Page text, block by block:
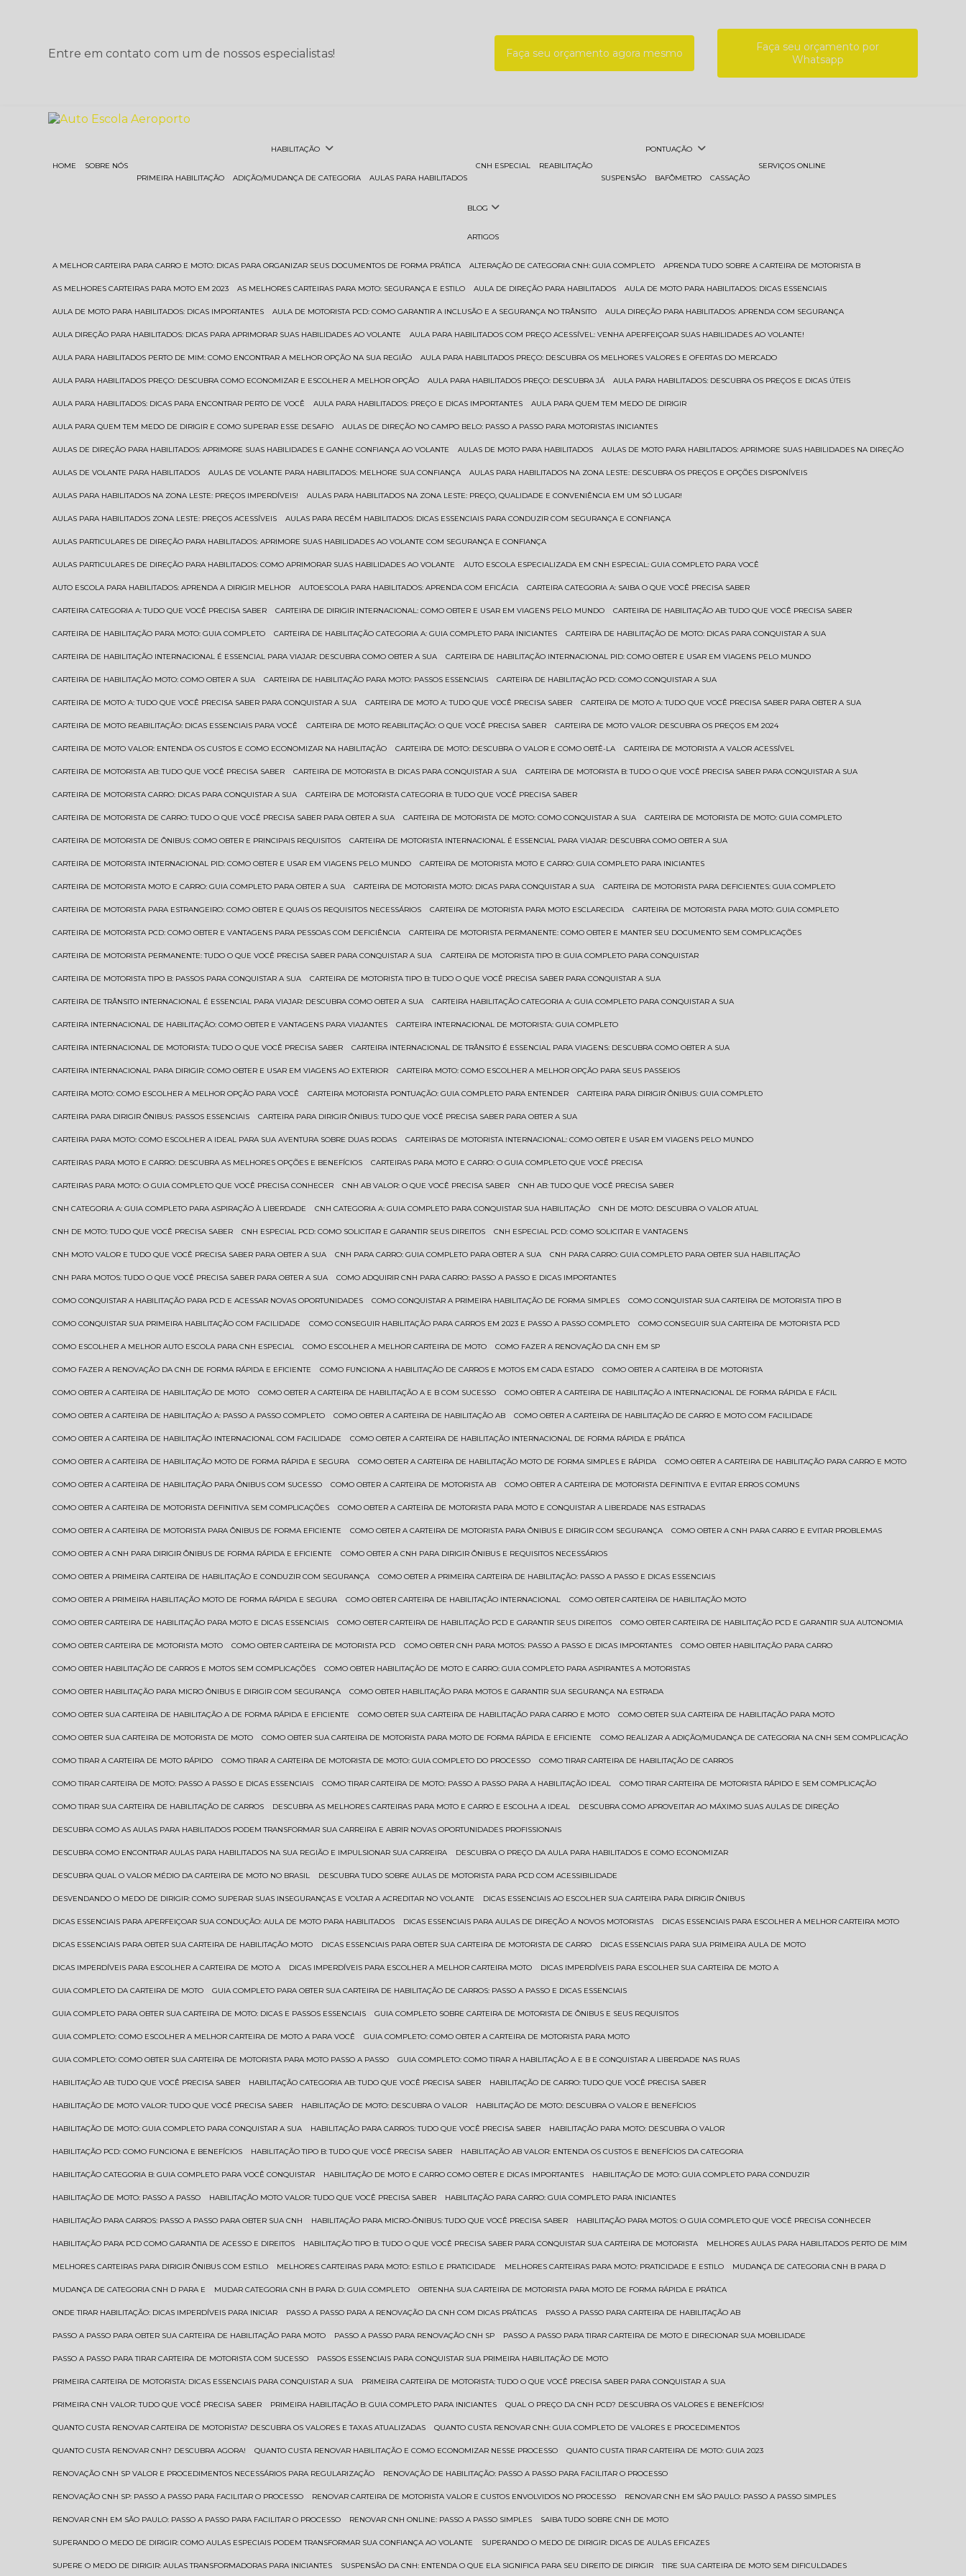
Entre em contato com um de nossos especialistas! Faça seu orçamento agora mesmo
Faça seu orçamento por
Whatsapp
HOME SOBRE NÓS
HABILITAÇÃO
PRIMEIRA HABILITAÇÃO ADIÇÃO/MUDANÇA DE CATEGORIA AULAS PARA HABILITADOS
CNH ESPECIAL REABILITAÇÃO
PONTUAÇÃO
SUSPENSÃO BAFÔMETRO CASSAÇÃO
SERVIÇOS ONLINE
BLOG
ARTIGOS
A MELHOR CARTEIRA PARA CARRO E MOTO: DICAS PARA ORGANIZAR SEUS DOCUMENTOS DE FORMA PRÁTICA ALTERAÇÃO DE CATEGORIA CNH: GUIA COMPLETO APRENDA TUDO SOBRE A CARTEIRA DE MOTORISTA B
AS MELHORES CARTEIRAS PARA MOTO EM 2023 AS MELHORES CARTEIRAS PARA MOTO: SEGURANÇA E ESTILO AULA DE DIREÇÃO PARA HABILITADOS AULA DE MOTO PARA HABILITADOS: DICAS ESSENCIAIS
AULA DE MOTO PARA HABILITADOS: DICAS IMPORTANTES AULA DE MOTORISTA PCD: COMO GARANTIR A INCLUSÃO E A SEGURANÇA NO TRÂNSITO AULA DIREÇÃO PARA HABILITADOS: APRENDA COM SEGURANÇA
AULA DIREÇÃO PARA HABILITADOS: DICAS PARA APRIMORAR SUAS HABILIDADES AO VOLANTE AULA PARA HABILITADOS COM PREÇO ACESSÍVEL: VENHA APERFEIÇOAR SUAS HABILIDADES AO VOLANTE!
AULA PARA HABILITADOS PERTO DE MIM: COMO ENCONTRAR A MELHOR OPÇÃO NA SUA REGIÃO AULA PARA HABILITADOS PREÇO: DESCUBRA OS MELHORES VALORES E OFERTAS DO MERCADO
AULA PARA HABILITADOS PREÇO: DESCUBRA COMO ECONOMIZAR E ESCOLHER A MELHOR OPÇÃO AULA PARA HABILITADOS PREÇO: DESCUBRA JÁ AULA PARA HABILITADOS: DESCUBRA OS PREÇOS E DICAS ÚTEIS
AULA PARA HABILITADOS: DICAS PARA ENCONTRAR PERTO DE VOCÊ AULA PARA HABILITADOS: PREÇO E DICAS IMPORTANTES AULA PARA QUEM TEM MEDO DE DIRIGIR
AULA PARA QUEM TEM MEDO DE DIRIGIR E COMO SUPERAR ESSE DESAFIO AULAS DE DIREÇÃO NO CAMPO BELO: PASSO A PASSO PARA MOTORISTAS INICIANTES
AULAS DE DIREÇÃO PARA HABILITADOS: APRIMORE SUAS HABILIDADES E GANHE CONFIANÇA AO VOLANTE AULAS DE MOTO PARA HABILITADOS AULAS DE MOTO PARA HABILITADOS: APRIMORE SUAS HABILIDADES NA DIREÇÃO
AULAS DE VOLANTE PARA HABILITADOS AULAS DE VOLANTE PARA HABILITADOS: MELHORE SUA CONFIANÇA AULAS PARA HABILITADOS NA ZONA LESTE: DESCUBRA OS PREÇOS E OPÇÕES DISPONÍVEIS
AULAS PARA HABILITADOS NA ZONA LESTE: PREÇOS IMPERDÍVEIS! AULAS PARA HABILITADOS NA ZONA LESTE: PREÇO, QUALIDADE E CONVENIÊNCIA EM UM SÓ LUGAR!
AULAS PARA HABILITADOS ZONA LESTE: PREÇOS ACESSÍVEIS AULAS PARA RECÉM HABILITADOS: DICAS ESSENCIAIS PARA CONDUZIR COM SEGURANÇA E CONFIANÇA
AULAS PARTICULARES DE DIREÇÃO PARA HABILITADOS: APRIMORE SUAS HABILIDADES AO VOLANTE COM SEGURANÇA E CONFIANÇA
AULAS PARTICULARES DE DIREÇÃO PARA HABILITADOS: COMO APRIMORAR SUAS HABILIDADES AO VOLANTE AUTO ESCOLA ESPECIALIZADA EM CNH ESPECIAL: GUIA COMPLETO PARA VOCÊ
AUTO ESCOLA PARA HABILITADOS: APRENDA A DIRIGIR MELHOR AUTOESCOLA PARA HABILITADOS: APRENDA COM EFICÁCIA CARTEIRA CATEGORIA A: SAIBA O QUE VOCÊ PRECISA SABER
CARTEIRA CATEGORIA A: TUDO QUE VOCÊ PRECISA SABER CARTEIRA DE DIRIGIR INTERNACIONAL: COMO OBTER E USAR EM VIAGENS PELO MUNDO CARTEIRA DE HABILITAÇÃO AB: TUDO QUE VOCÊ PRECISA SABER
CARTEIRA DE HABILITAÇÃO PARA MOTO: GUIA COMPLETO CARTEIRA DE HABILITAÇÃO CATEGORIA A: GUIA COMPLETO PARA INICIANTES CARTEIRA DE HABILITAÇÃO DE MOTO: DICAS PARA CONQUISTAR A SUA
CARTEIRA DE HABILITAÇÃO INTERNACIONAL É ESSENCIAL PARA VIAJAR: DESCUBRA COMO OBTER A SUA CARTEIRA DE HABILITAÇÃO INTERNACIONAL PID: COMO OBTER E USAR EM VIAGENS PELO MUNDO
CARTEIRA DE HABILITAÇÃO MOTO: COMO OBTER A SUA CARTEIRA DE HABILITAÇÃO PARA MOTO: PASSOS ESSENCIAIS CARTEIRA DE HABILITAÇÃO PCD: COMO CONQUISTAR A SUA
CARTEIRA DE MOTO A: TUDO QUE VOCÊ PRECISA SABER PARA CONQUISTAR A SUA CARTEIRA DE MOTO A: TUDO QUE VOCÊ PRECISA SABER CARTEIRA DE MOTO A: TUDO QUE VOCÊ PRECISA SABER PARA OBTER A SUA
CARTEIRA DE MOTO REABILITAÇÃO: DICAS ESSENCIAIS PARA VOCÊ CARTEIRA DE MOTO REABILITAÇÃO: O QUE VOCÊ PRECISA SABER CARTEIRA DE MOTO VALOR: DESCUBRA OS PREÇOS EM 2024
CARTEIRA DE MOTO VALOR: ENTENDA OS CUSTOS E COMO ECONOMIZAR NA HABILITAÇÃO CARTEIRA DE MOTO: DESCUBRA O VALOR E COMO OBTÊ-LA CARTEIRA DE MOTORISTA A VALOR ACESSÍVEL
CARTEIRA DE MOTORISTA AB: TUDO QUE VOCÊ PRECISA SABER CARTEIRA DE MOTORISTA B: DICAS PARA CONQUISTAR A SUA CARTEIRA DE MOTORISTA B: TUDO O QUE VOCÊ PRECISA SABER PARA CONQUISTAR A SUA
CARTEIRA DE MOTORISTA CARRO: DICAS PARA CONQUISTAR A SUA CARTEIRA DE MOTORISTA CATEGORIA B: TUDO QUE VOCÊ PRECISA SABER
CARTEIRA DE MOTORISTA DE CARRO: TUDO O QUE VOCÊ PRECISA SABER PARA OBTER A SUA CARTEIRA DE MOTORISTA DE MOTO: COMO CONQUISTAR A SUA CARTEIRA DE MOTORISTA DE MOTO: GUIA COMPLETO
CARTEIRA DE MOTORISTA DE ÔNIBUS: COMO OBTER E PRINCIPAIS REQUISITOS CARTEIRA DE MOTORISTA INTERNACIONAL É ESSENCIAL PARA VIAJAR: DESCUBRA COMO OBTER A SUA
CARTEIRA DE MOTORISTA INTERNACIONAL PID: COMO OBTER E USAR EM VIAGENS PELO MUNDO CARTEIRA DE MOTORISTA MOTO E CARRO: GUIA COMPLETO PARA INICIANTES
CARTEIRA DE MOTORISTA MOTO E CARRO: GUIA COMPLETO PARA OBTER A SUA CARTEIRA DE MOTORISTA MOTO: DICAS PARA CONQUISTAR A SUA CARTEIRA DE MOTORISTA PARA DEFICIENTES: GUIA COMPLETO
CARTEIRA DE MOTORISTA PARA ESTRANGEIRO: COMO OBTER E QUAIS OS REQUISITOS NECESSÁRIOS CARTEIRA DE MOTORISTA PARA MOTO ESCLARECIDA CARTEIRA DE MOTORISTA PARA MOTO: GUIA COMPLETO
CARTEIRA DE MOTORISTA PCD: COMO OBTER E VANTAGENS PARA PESSOAS COM DEFICIÊNCIA CARTEIRA DE MOTORISTA PERMANENTE: COMO OBTER E MANTER SEU DOCUMENTO SEM COMPLICAÇÕES
CARTEIRA DE MOTORISTA PERMANENTE: TUDO O QUE VOCÊ PRECISA SABER PARA CONQUISTAR A SUA CARTEIRA DE MOTORISTA TIPO B: GUIA COMPLETO PARA CONQUISTAR
CARTEIRA DE MOTORISTA TIPO B: PASSOS PARA CONQUISTAR A SUA CARTEIRA DE MOTORISTA TIPO B: TUDO O QUE VOCÊ PRECISA SABER PARA CONQUISTAR A SUA
CARTEIRA DE TRÂNSITO INTERNACIONAL É ESSENCIAL PARA VIAJAR: DESCUBRA COMO OBTER A SUA CARTEIRA HABILITAÇÃO CATEGORIA A: GUIA COMPLETO PARA CONQUISTAR A SUA
CARTEIRA INTERNACIONAL DE HABILITAÇÃO: COMO OBTER E VANTAGENS PARA VIAJANTES CARTEIRA INTERNACIONAL DE MOTORISTA: GUIA COMPLETO
CARTEIRA INTERNACIONAL DE MOTORISTA: TUDO O QUE VOCÊ PRECISA SABER CARTEIRA INTERNACIONAL DE TRÂNSITO É ESSENCIAL PARA VIAGENS: DESCUBRA COMO OBTER A SUA
CARTEIRA INTERNACIONAL PARA DIRIGIR: COMO OBTER E USAR EM VIAGENS AO EXTERIOR CARTEIRA MOTO: COMO ESCOLHER A MELHOR OPÇÃO PARA SEUS PASSEIOS
CARTEIRA MOTO: COMO ESCOLHER A MELHOR OPÇÃO PARA VOCÊ CARTEIRA MOTORISTA PONTUAÇÃO: GUIA COMPLETO PARA ENTENDER CARTEIRA PARA DIRIGIR ÔNIBUS: GUIA COMPLETO
CARTEIRA PARA DIRIGIR ÔNIBUS: PASSOS ESSENCIAIS CARTEIRA PARA DIRIGIR ÔNIBUS: TUDO QUE VOCÊ PRECISA SABER PARA OBTER A SUA
CARTEIRA PARA MOTO: COMO ESCOLHER A IDEAL PARA SUA AVENTURA SOBRE DUAS RODAS CARTEIRAS DE MOTORISTA INTERNACIONAL: COMO OBTER E USAR EM VIAGENS PELO MUNDO
CARTEIRAS PARA MOTO E CARRO: DESCUBRA AS MELHORES OPÇÕES E BENEFÍCIOS CARTEIRAS PARA MOTO E CARRO: O GUIA COMPLETO QUE VOCÊ PRECISA
CARTEIRAS PARA MOTO: O GUIA COMPLETO QUE VOCÊ PRECISA CONHECER CNH AB VALOR: O QUE VOCÊ PRECISA SABER CNH AB: TUDO QUE VOCÊ PRECISA SABER
CNH CATEGORIA A: GUIA COMPLETO PARA ASPIRAÇÃO À LIBERDADE CNH CATEGORIA A: GUIA COMPLETO PARA CONQUISTAR SUA HABILITAÇÃO CNH DE MOTO: DESCUBRA O VALOR ATUAL
CNH DE MOTO: TUDO QUE VOCÊ PRECISA SABER CNH ESPECIAL PCD: COMO SOLICITAR E GARANTIR SEUS DIREITOS CNH ESPECIAL PCD: COMO SOLICITAR E VANTAGENS
CNH MOTO VALOR E TUDO QUE VOCÊ PRECISA SABER PARA OBTER A SUA CNH PARA CARRO: GUIA COMPLETO PARA OBTER A SUA CNH PARA CARRO: GUIA COMPLETO PARA OBTER SUA HABILITAÇÃO
CNH PARA MOTOS: TUDO O QUE VOCÊ PRECISA SABER PARA OBTER A SUA COMO ADQUIRIR CNH PARA CARRO: PASSO A PASSO E DICAS IMPORTANTES
COMO CONQUISTAR A HABILITAÇÃO PARA PCD E ACESSAR NOVAS OPORTUNIDADES COMO CONQUISTAR A PRIMEIRA HABILITAÇÃO DE FORMA SIMPLES COMO CONQUISTAR SUA CARTEIRA DE MOTORISTA TIPO B
COMO CONQUISTAR SUA PRIMEIRA HABILITAÇÃO COM FACILIDADE COMO CONSEGUIR HABILITAÇÃO PARA CARROS EM 2023 E PASSO A PASSO COMPLETO COMO CONSEGUIR SUA CARTEIRA DE MOTORISTA PCD
COMO ESCOLHER A MELHOR AUTO ESCOLA PARA CNH ESPECIAL COMO ESCOLHER A MELHOR CARTEIRA DE MOTO COMO FAZER A RENOVAÇÃO DA CNH EM SP
COMO FAZER A RENOVAÇÃO DA CNH DE FORMA RÁPIDA E EFICIENTE COMO FUNCIONA A HABILITAÇÃO DE CARROS E MOTOS EM CADA ESTADO COMO OBTER A CARTEIRA B DE MOTORISTA
COMO OBTER A CARTEIRA DE HABILITAÇÃO DE MOTO COMO OBTER A CARTEIRA DE HABILITAÇÃO A E B COM SUCESSO COMO OBTER A CARTEIRA DE HABILITAÇÃO A INTERNACIONAL DE FORMA RÁPIDA E FÁCIL
COMO OBTER A CARTEIRA DE HABILITAÇÃO A: PASSO A PASSO COMPLETO COMO OBTER A CARTEIRA DE HABILITAÇÃO AB COMO OBTER A CARTEIRA DE HABILITAÇÃO DE CARRO E MOTO COM FACILIDADE
COMO OBTER A CARTEIRA DE HABILITAÇÃO INTERNACIONAL COM FACILIDADE COMO OBTER A CARTEIRA DE HABILITAÇÃO INTERNACIONAL DE FORMA RÁPIDA E PRÁTICA
COMO OBTER A CARTEIRA DE HABILITAÇÃO MOTO DE FORMA RÁPIDA E SEGURA COMO OBTER A CARTEIRA DE HABILITAÇÃO MOTO DE FORMA SIMPLES E RÁPIDA COMO OBTER A CARTEIRA DE HABILITAÇÃO PARA CARRO E MOTO
COMO OBTER A CARTEIRA DE HABILITAÇÃO PARA ÔNIBUS COM SUCESSO COMO OBTER A CARTEIRA DE MOTORISTA AB COMO OBTER A CARTEIRA DE MOTORISTA DEFINITIVA E EVITAR ERROS COMUNS
COMO OBTER A CARTEIRA DE MOTORISTA DEFINITIVA SEM COMPLICAÇÕES COMO OBTER A CARTEIRA DE MOTORISTA PARA MOTO E CONQUISTAR A LIBERDADE NAS ESTRADAS
COMO OBTER A CARTEIRA DE MOTORISTA PARA ÔNIBUS DE FORMA EFICIENTE COMO OBTER A CARTEIRA DE MOTORISTA PARA ÔNIBUS E DIRIGIR COM SEGURANÇA COMO OBTER A CNH PARA CARRO E EVITAR PROBLEMAS
COMO OBTER A CNH PARA DIRIGIR ÔNIBUS DE FORMA RÁPIDA E EFICIENTE COMO OBTER A CNH PARA DIRIGIR ÔNIBUS E REQUISITOS NECESSÁRIOS
COMO OBTER A PRIMEIRA CARTEIRA DE HABILITAÇÃO E CONDUZIR COM SEGURANÇA COMO OBTER A PRIMEIRA CARTEIRA DE HABILITAÇÃO: PASSO A PASSO E DICAS ESSENCIAIS
COMO OBTER A PRIMEIRA HABILITAÇÃO MOTO DE FORMA RÁPIDA E SEGURA COMO OBTER CARTEIRA DE HABILITAÇÃO INTERNACIONAL COMO OBTER CARTEIRA DE HABILITAÇÃO MOTO
COMO OBTER CARTEIRA DE HABILITAÇÃO PARA MOTO E DICAS ESSENCIAIS COMO OBTER CARTEIRA DE HABILITAÇÃO PCD E GARANTIR SEUS DIREITOS COMO OBTER CARTEIRA DE HABILITAÇÃO PCD E GARANTIR SUA AUTONOMIA
COMO OBTER CARTEIRA DE MOTORISTA MOTO COMO OBTER CARTEIRA DE MOTORISTA PCD COMO OBTER CNH PARA MOTOS: PASSO A PASSO E DICAS IMPORTANTES COMO OBTER HABILITAÇÃO PARA CARRO
COMO OBTER HABILITAÇÃO DE CARROS E MOTOS SEM COMPLICAÇÕES COMO OBTER HABILITAÇÃO DE MOTO E CARRO: GUIA COMPLETO PARA ASPIRANTES A MOTORISTAS
COMO OBTER HABILITAÇÃO PARA MICRO ÔNIBUS E DIRIGIR COM SEGURANÇA COMO OBTER HABILITAÇÃO PARA MOTOS E GARANTIR SUA SEGURANÇA NA ESTRADA
COMO OBTER SUA CARTEIRA DE HABILITAÇÃO A DE FORMA RÁPIDA E EFICIENTE COMO OBTER SUA CARTEIRA DE HABILITAÇÃO PARA CARRO E MOTO COMO OBTER SUA CARTEIRA DE HABILITAÇÃO PARA MOTO
COMO OBTER SUA CARTEIRA DE MOTORISTA DE MOTO COMO OBTER SUA CARTEIRA DE MOTORISTA PARA MOTO DE FORMA RÁPIDA E EFICIENTE COMO REALIZAR A ADIÇÃO/MUDANÇA DE CATEGORIA NA CNH SEM COMPLICAÇÃO
COMO TIRAR A CARTEIRA DE MOTO RÁPIDO COMO TIRAR A CARTEIRA DE MOTORISTA DE MOTO: GUIA COMPLETO DO PROCESSO COMO TIRAR CARTEIRA DE HABILITAÇÃO DE CARROS
COMO TIRAR CARTEIRA DE MOTO: PASSO A PASSO E DICAS ESSENCIAIS COMO TIRAR CARTEIRA DE MOTO: PASSO A PASSO PARA A HABILITAÇÃO IDEAL COMO TIRAR CARTEIRA DE MOTORISTA RÁPIDO E SEM COMPLICAÇÃO
COMO TIRAR SUA CARTEIRA DE HABILITAÇÃO DE CARROS DESCUBRA AS MELHORES CARTEIRAS PARA MOTO E CARRO E ESCOLHA A IDEAL DESCUBRA COMO APROVEITAR AO MÁXIMO SUAS AULAS DE DIREÇÃO
DESCUBRA COMO AS AULAS PARA HABILITADOS PODEM TRANSFORMAR SUA CARREIRA E ABRIR NOVAS OPORTUNIDADES PROFISSIONAIS
DESCUBRA COMO ENCONTRAR AULAS PARA HABILITADOS NA SUA REGIÃO E IMPULSIONAR SUA CARREIRA DESCUBRA O PREÇO DA AULA PARA HABILITADOS E COMO ECONOMIZAR
DESCUBRA QUAL O VALOR MÉDIO DA CARTEIRA DE MOTO NO BRASIL DESCUBRA TUDO SOBRE AULAS DE MOTORISTA PARA PCD COM ACESSIBILIDADE
DESVENDANDO O MEDO DE DIRIGIR: COMO SUPERAR SUAS INSEGURANÇAS E VOLTAR A ACREDITAR NO VOLANTE DICAS ESSENCIAIS AO ESCOLHER SUA CARTEIRA PARA DIRIGIR ÔNIBUS
DICAS ESSENCIAIS PARA APERFEIÇOAR SUA CONDUÇÃO: AULA DE MOTO PARA HABILITADOS DICAS ESSENCIAIS PARA AULAS DE DIREÇÃO A NOVOS MOTORISTAS DICAS ESSENCIAIS PARA ESCOLHER A MELHOR CARTEIRA MOTO
DICAS ESSENCIAIS PARA OBTER SUA CARTEIRA DE HABILITAÇÃO MOTO DICAS ESSENCIAIS PARA OBTER SUA CARTEIRA DE MOTORISTA DE CARRO DICAS ESSENCIAIS PARA SUA PRIMEIRA AULA DE MOTO
DICAS IMPERDÍVEIS PARA ESCOLHER A CARTEIRA DE MOTO A DICAS IMPERDÍVEIS PARA ESCOLHER A MELHOR CARTEIRA MOTO DICAS IMPERDÍVEIS PARA ESCOLHER SUA CARTEIRA DE MOTO A
GUIA COMPLETO DA CARTEIRA DE MOTO GUIA COMPLETO PARA OBTER SUA CARTEIRA DE HABILITAÇÃO DE CARROS: PASSO A PASSO E DICAS ESSENCIAIS
GUIA COMPLETO PARA OBTER SUA CARTEIRA DE MOTO: DICAS E PASSOS ESSENCIAIS GUIA COMPLETO SOBRE CARTEIRA DE MOTORISTA DE ÔNIBUS E SEUS REQUISITOS
GUIA COMPLETO: COMO ESCOLHER A MELHOR CARTEIRA DE MOTO A PARA VOCÊ GUIA COMPLETO: COMO OBTER A CARTEIRA DE MOTORISTA PARA MOTO
GUIA COMPLETO: COMO OBTER SUA CARTEIRA DE MOTORISTA PARA MOTO PASSO A PASSO GUIA COMPLETO: COMO TIRAR A HABILITAÇÃO A E B E CONQUISTAR A LIBERDADE NAS RUAS
HABILITAÇÃO AB: TUDO QUE VOCÊ PRECISA SABER HABILITAÇÃO CATEGORIA AB: TUDO QUE VOCÊ PRECISA SABER HABILITAÇÃO DE CARRO: TUDO QUE VOCÊ PRECISA SABER
HABILITAÇÃO DE MOTO VALOR: TUDO QUE VOCÊ PRECISA SABER HABILITAÇÃO DE MOTO: DESCUBRA O VALOR HABILITAÇÃO DE MOTO: DESCUBRA O VALOR E BENEFÍCIOS
HABILITAÇÃO DE MOTO: GUIA COMPLETO PARA CONQUISTAR A SUA HABILITAÇÃO PARA CARROS: TUDO QUE VOCÊ PRECISA SABER HABILITAÇÃO PARA MOTO: DESCUBRA O VALOR
HABILITAÇÃO PCD: COMO FUNCIONA E BENEFÍCIOS HABILITAÇÃO TIPO B: TUDO QUE VOCÊ PRECISA SABER HABILITAÇÃO AB VALOR: ENTENDA OS CUSTOS E BENEFÍCIOS DA CATEGORIA
HABILITAÇÃO CATEGORIA B: GUIA COMPLETO PARA VOCÊ CONQUISTAR HABILITAÇÃO DE MOTO E CARRO COMO OBTER E DICAS IMPORTANTES HABILITAÇÃO DE MOTO: GUIA COMPLETO PARA CONDUZIR
HABILITAÇÃO DE MOTO: PASSO A PASSO HABILITAÇÃO MOTO VALOR: TUDO QUE VOCÊ PRECISA SABER HABILITAÇÃO PARA CARRO: GUIA COMPLETO PARA INICIANTES
HABILITAÇÃO PARA CARROS: PASSO A PASSO PARA OBTER SUA CNH HABILITAÇÃO PARA MICRO-ÔNIBUS: TUDO QUE VOCÊ PRECISA SABER HABILITAÇÃO PARA MOTOS: O GUIA COMPLETO QUE VOCÊ PRECISA CONHECER
HABILITAÇÃO PARA PCD COMO GARANTIA DE ACESSO E DIREITOS HABILITAÇÃO TIPO B: TUDO O QUE VOCÊ PRECISA SABER PARA CONQUISTAR SUA CARTEIRA DE MOTORISTA MELHORES AULAS PARA HABILITADOS PERTO DE MIM
MELHORES CARTEIRAS PARA DIRIGIR ÔNIBUS COM ESTILO MELHORES CARTEIRAS PARA MOTO: ESTILO E PRATICIDADE MELHORES CARTEIRAS PARA MOTO: PRATICIDADE E ESTILO MUDANÇA DE CATEGORIA CNH B PARA D
MUDANÇA DE CATEGORIA CNH D PARA E MUDAR CATEGORIA CNH B PARA D: GUIA COMPLETO OBTENHA SUA CARTEIRA DE MOTORISTA PARA MOTO DE FORMA RÁPIDA E PRÁTICA
ONDE TIRAR HABILITAÇÃO: DICAS IMPERDÍVEIS PARA INICIAR PASSO A PASSO PARA A RENOVAÇÃO DA CNH COM DICAS PRÁTICAS PASSO A PASSO PARA CARTEIRA DE HABILITAÇÃO AB
PASSO A PASSO PARA OBTER SUA CARTEIRA DE HABILITAÇÃO PARA MOTO PASSO A PASSO PARA RENOVAÇÃO CNH SP PASSO A PASSO PARA TIRAR CARTEIRA DE MOTO E DIRECIONAR SUA MOBILIDADE
PASSO A PASSO PARA TIRAR CARTEIRA DE MOTORISTA COM SUCESSO PASSOS ESSENCIAIS PARA CONQUISTAR SUA PRIMEIRA HABILITAÇÃO DE MOTO
PRIMEIRA CARTEIRA DE MOTORISTA: DICAS ESSENCIAIS PARA CONQUISTAR A SUA PRIMEIRA CARTEIRA DE MOTORISTA: TUDO O QUE VOCÊ PRECISA SABER PARA CONQUISTAR A SUA
PRIMEIRA CNH VALOR: TUDO QUE VOCÊ PRECISA SABER PRIMEIRA HABILITAÇÃO B: GUIA COMPLETO PARA INICIANTES QUAL O PREÇO DA CNH PCD? DESCUBRA OS VALORES E BENEFÍCIOS!
QUANTO CUSTA RENOVAR CARTEIRA DE MOTORISTA? DESCUBRA OS VALORES E TAXAS ATUALIZADAS QUANTO CUSTA RENOVAR CNH: GUIA COMPLETO DE VALORES E PROCEDIMENTOS
QUANTO CUSTA RENOVAR CNH? DESCUBRA AGORA! QUANTO CUSTA RENOVAR HABILITAÇÃO E COMO ECONOMIZAR NESSE PROCESSO QUANTO CUSTA TIRAR CARTEIRA DE MOTO: GUIA 2023
RENOVAÇÃO CNH SP VALOR E PROCEDIMENTOS NECESSÁRIOS PARA REGULARIZAÇÃO RENOVAÇÃO DE HABILITAÇÃO: PASSO A PASSO PARA FACILITAR O PROCESSO
RENOVAÇÃO CNH SP: PASSO A PASSO PARA FACILITAR O PROCESSO RENOVAR CARTEIRA DE MOTORISTA VALOR E CUSTOS ENVOLVIDOS NO PROCESSO RENOVAR CNH EM SÃO PAULO: PASSO A PASSO SIMPLES
RENOVAR CNH EM SÃO PAULO: PASSO A PASSO PARA FACILITAR O PROCESSO RENOVAR CNH ONLINE: PASSO A PASSO SIMPLES SAIBA TUDO SOBRE CNH DE MOTO
SUPERANDO O MEDO DE DIRIGIR: COMO AULAS ESPECIAIS PODEM TRANSFORMAR SUA CONFIANÇA AO VOLANTE SUPERANDO O MEDO DE DIRIGIR: DICAS DE AULAS EFICAZES
SUPERE O MEDO DE DIRIGIR: AULAS TRANSFORMADORAS PARA INICIANTES SUSPENSÃO DA CNH: ENTENDA O QUE ELA SIGNIFICA PARA SEU DIREITO DE DIRIGIR TIRE SUA CARTEIRA DE MOTO SEM DIFICULDADES